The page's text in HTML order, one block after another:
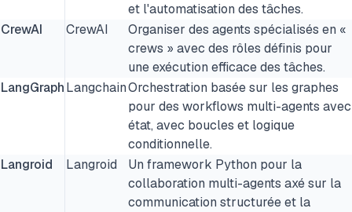
et l'automatisation des tâches.
CrewAI
CrewAI
Organiser des agents spécialisés en «
crews » avec des rôles définis pour
une exécution efficace des tâches.
LangGraphLangchainOrchestration basée sur les graphes
pour des workflows multi-agents avec
état, avec boucles et logique
conditionnelle.
Langroid
Langroid
Un framework Python pour la
collaboration multi-agents axé sur la
communication structurée et la